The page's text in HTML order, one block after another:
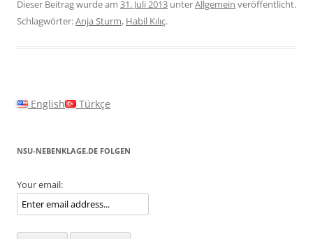
Dieser Beitrag wurde am 31. Juli 2013 unterAllgemein veröffentlicht.
Schlagwörter:Anja Sturm, Habil Kılıç.
English Türkçe
NSU-NEBENKLAGE.DE FOLGEN
Your email: